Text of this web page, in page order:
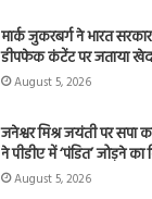
मार्क जुकरबर्ग ने भारत
डीपफेक कंटेंट पर जताया खेद
August 5, 2026
जनेश्वर मिश्र जयंती पर सपा
ने पीडीए में ‘पंडित’ जोड़ने
August 5, 2026